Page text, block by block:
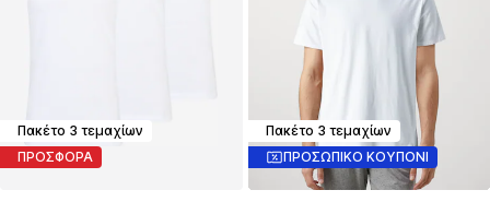
Πακέτο 3 τεμαχίων
ΠΡΟΣΦΟΡΑ
Πακέτο 3 τεμαχίων
ΠΡΟΣΩΠΙΚΟ ΚΟΥΠΟΝΙ